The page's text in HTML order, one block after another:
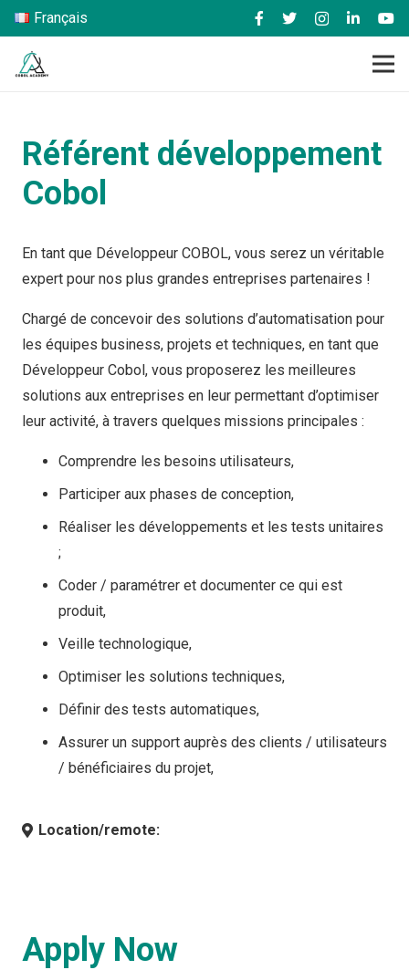
Français
Référent développement
Cobol
En tant que Développeur COBOL, vous serez un véritable
expert pour nos plus grandes entreprises partenaires !
Chargé de concevoir des solutions d’automatisation pour
les équipes business, projets et techniques, en tant que
Développeur Cobol, vous proposerez les meilleures
solutions aux entreprises en leur permettant d’optimiser
leur activité, à travers quelques missions principales :
Comprendre les besoins utilisateurs,
Participer aux phases de conception,
Réaliser les développements et les tests unitaires
;
Coder / paramétrer et documenter ce qui est
produit,
Veille technologique,
Optimiser les solutions techniques,
Définir des tests automatiques,
Assurer un support auprès des clients / utilisateurs
/ bénéficiaires du projet,
Location/remote:
Apply Now